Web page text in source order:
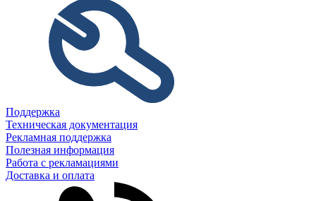
Поддержка
Техническая документация
Рекламная поддержка
Полезная информация
Работа с рекламациями
Доставка и оплата